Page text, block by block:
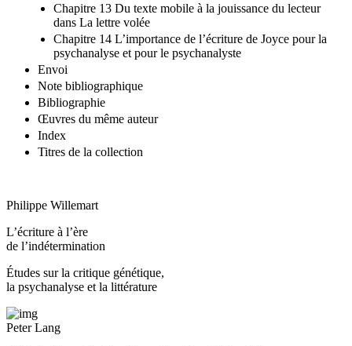
Chapitre 13 Du texte mobile à la jouissance du lecteur
dans La lettre volée
Chapitre 14 L’importance de l’écriture de Joyce pour la
psychanalyse et pour le psychanalyste
Envoi
Note bibliographique
Bibliographie
Œuvres du même auteur
Index
Titres de la collection
Philippe Willemart
L’écriture à l’ère
de l’indétermination
Études sur la critique génétique,
la psychanalyse et la littérature
Peter Lang